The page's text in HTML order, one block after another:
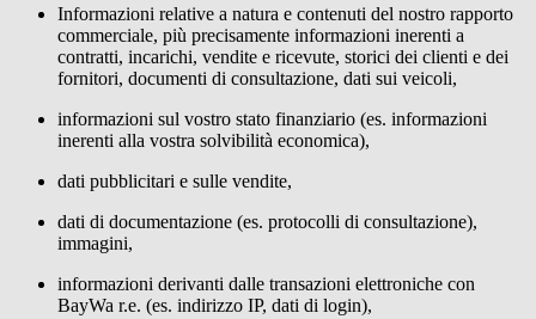
Informazioni relative a natura e contenuti del nostro rapporto
commerciale, più precisamente informazioni inerenti a
contratti, incarichi, vendite e ricevute, storici dei clienti e dei
fornitori, documenti di consultazione, dati sui veicoli,
informazioni sul vostro stato finanziario (es. informazioni
inerenti alla vostra solvibilità economica),
dati pubblicitari e sulle vendite,
dati di documentazione (es. protocolli di consultazione),
immagini,
informazioni derivanti dalle transazioni elettroniche con
BayWa r.e. (es. indirizzo IP, dati di login),